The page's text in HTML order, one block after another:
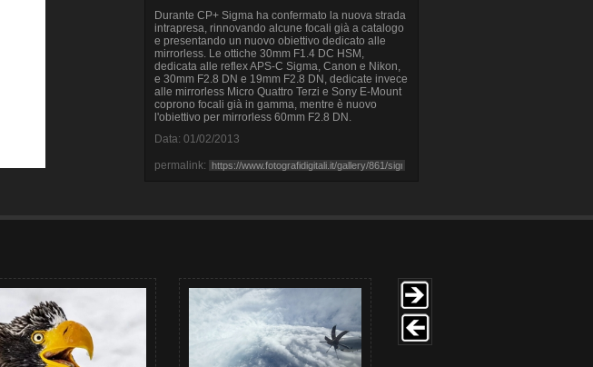
Durante CP+ Sigma ha confermato la nuova strada
intrapresa, rinnovando alcune focali già a catalogo
e presentando un nuovo obiettivo dedicato alle
mirrorless. Le ottiche 30mm F1.4 DC HSM,
dedicata alle reflex APS-C Sigma, Canon e Nikon,
e 30mm F2.8 DN e 19mm F2.8 DN, dedicate invece
alle mirrorless Micro Quattro Terzi e Sony E-Mount
coprono focali già in gamma, mentre è nuovo
l'obiettivo per mirrorless 60mm F2.8 DN.
Data: 01/02/2013
permalink: